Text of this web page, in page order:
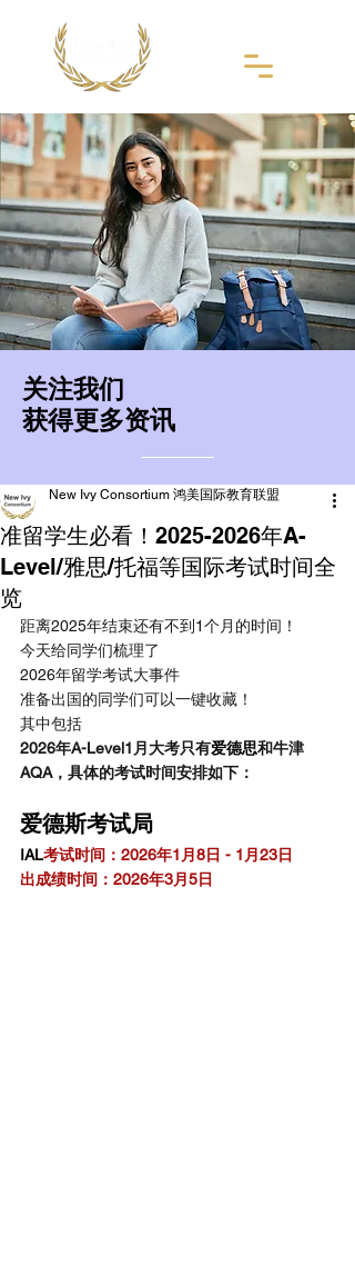
​关注我们
获得更多资讯
准留学生必看！2025-2026年A-
Level/雅思/托福等国际考试时间全
览
New Ivy Consortium 鸿美国际教育联盟
距离2025年结束还有不到1个月的时间！
今天给同学们梳理了
2026年留学考试大事件
准备出国的同学们可以一键收藏！
其中包括
2026年A-Level1月大考只有爱德思和牛津
AQA，具体的考试时间安排如下：
爱德斯考试局
IAL考试时间：2026年1月8日 - 1月23日
出成绩时间：2026年3月5日